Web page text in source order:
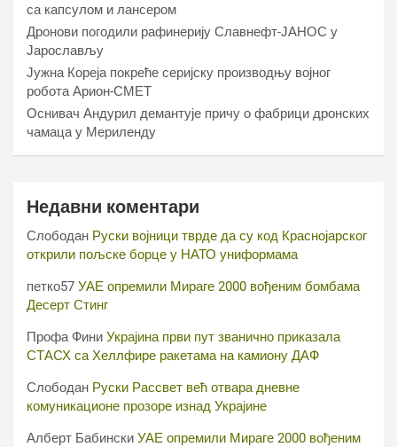
са капсулом и лансером
Дронови погодили рафинерију Славнефт-ЈАНОС у
Јарослављу
Јужна Кореја покреће серијску производњу војног
робота Арион-СМЕТ
Оснивач Андурил демантује причу о фабрици дронских
чамаца у Мериленду
Недавни коментари
Слободан Руски војници тврде да су код Краснојарског
открили пољске борце у НАТО униформама
петко57 УАЕ опремили Мираге 2000 вођеним бомбама
Десерт Стинг
Профа Фини Украјина први пут званично приказала
СТАСХ са Хеллфире ракетама на камиону ДАФ
Слободан Руски Рассвет већ отвара дневне
комуникационе прозоре изнад Украјине
Алберт Бабински УАЕ опремили Мираге 2000 вођеним